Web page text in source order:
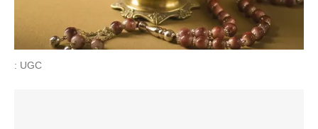
: UGC